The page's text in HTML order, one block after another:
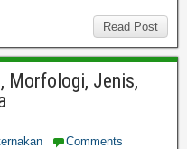
Read Post
Morfologi, Jenis,
Comments